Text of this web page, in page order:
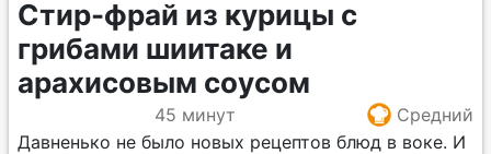
Стир-фрай из курицы с
грибами шиитаке и
арахисовым соусом
45 минут
Средний
Давненько не было новых рецептов блюд в воке. И